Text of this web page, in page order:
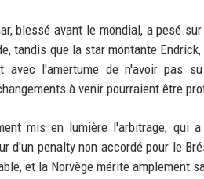
blessé avant le mondial, a pesé
tandis que la star montante
avec l'amertume de n'avoir pas
à venir pourraient être
mis en lumière l'arbitrage, qui
d'un penalty non accordé pour le
et la Norvège mérite amplement